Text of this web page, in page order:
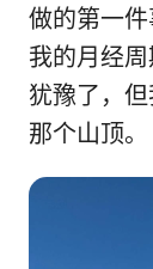
做的第一
我的月经
犹豫了，
那个山顶。